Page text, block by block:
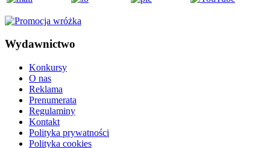
Wydawnictwo
Konkursy
O nas
Reklama
Prenumerata
Regulaminy
Kontakt
Polityka prywatności
Polityka cookies